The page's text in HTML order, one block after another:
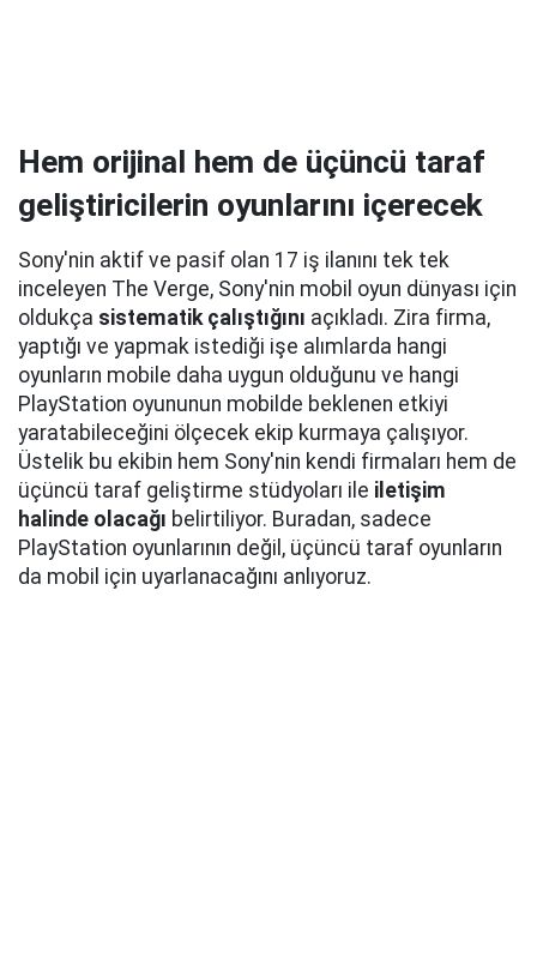
Hem orijinal hem de üçüncü taraf
geliştiricilerin oyunlarını içerecek
Sony'nin aktif ve pasif olan 17 iş ilanını tek tek
inceleyen The Verge, Sony'nin mobil oyun dünyası için
oldukça sistematik çalıştığını açıkladı. Zira firma,
yaptığı ve yapmak istediği işe alımlarda hangi
oyunların mobile daha uygun olduğunu ve hangi
PlayStation oyununun mobilde beklenen etkiyi
yaratabileceğini ölçecek ekip kurmaya çalışıyor.
Üstelik bu ekibin hem Sony'nin kendi firmaları hem de
üçüncü taraf geliştirme stüdyoları ile iletişim
halinde olacağı belirtiliyor. Buradan, sadece
PlayStation oyunlarının değil, üçüncü taraf oyunların
da mobil için uyarlanacağını anlıyoruz.